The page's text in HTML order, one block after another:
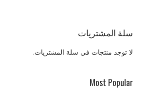
سلة المشتريات
لا توجد منتجات في سلة المشتريات.
Most Popular